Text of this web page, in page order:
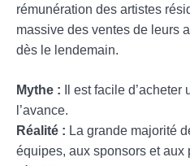
rémunération des artistes
massive des ventes de leurs
dès le lendemain.
Mythe : Il est facile d’acheter
l’avance.
Réalité : La grande majorité
équipes, aux sponsors et